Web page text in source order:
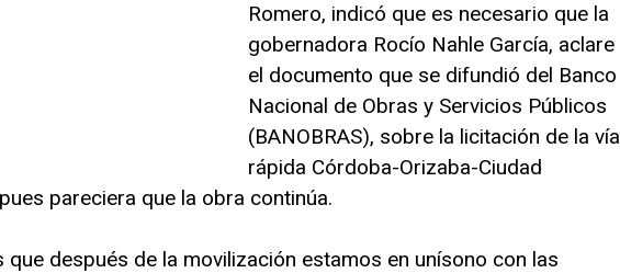
Romero, indicó que es necesario que la
gobernadora Rocío Nahle García, aclare
el documento que se difundió del Banco
Nacional de Obras y Servicios Públicos
(BANOBRAS), sobre la licitación de la vía
rápida Córdoba-Orizaba-Ciudad
pareciera que la obra continúa.
que después de la movilización estamos en unísono con las